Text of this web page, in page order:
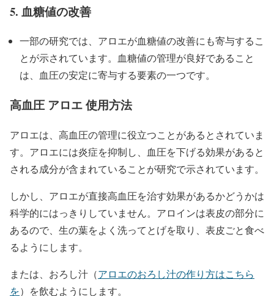
5. 血糖値の改善
一部の研究では、アロエが血糖値の改善にも寄与するこ
とが示されています。血糖値の管理が良好であること
は、血圧の安定に寄与する要素の一つです。
高血圧 アロエ 使用方法
アロエは、高血圧の管理に役立つことがあるとされていま
す。アロエには炎症を抑制し、血圧を下げる効果があると
される成分が含まれていることが研究で示されています。
しかし、アロエが直接高血圧を治す効果があるかどうかは
科学的にはっきりしていません。アロインは表皮の部分に
あるので、生の葉をよく洗ってとげを取り、表皮ごと食べ
るようにします。
または、おろし汁（アロエのおろし汁の作り方はこちら
を）を飲むようにします。